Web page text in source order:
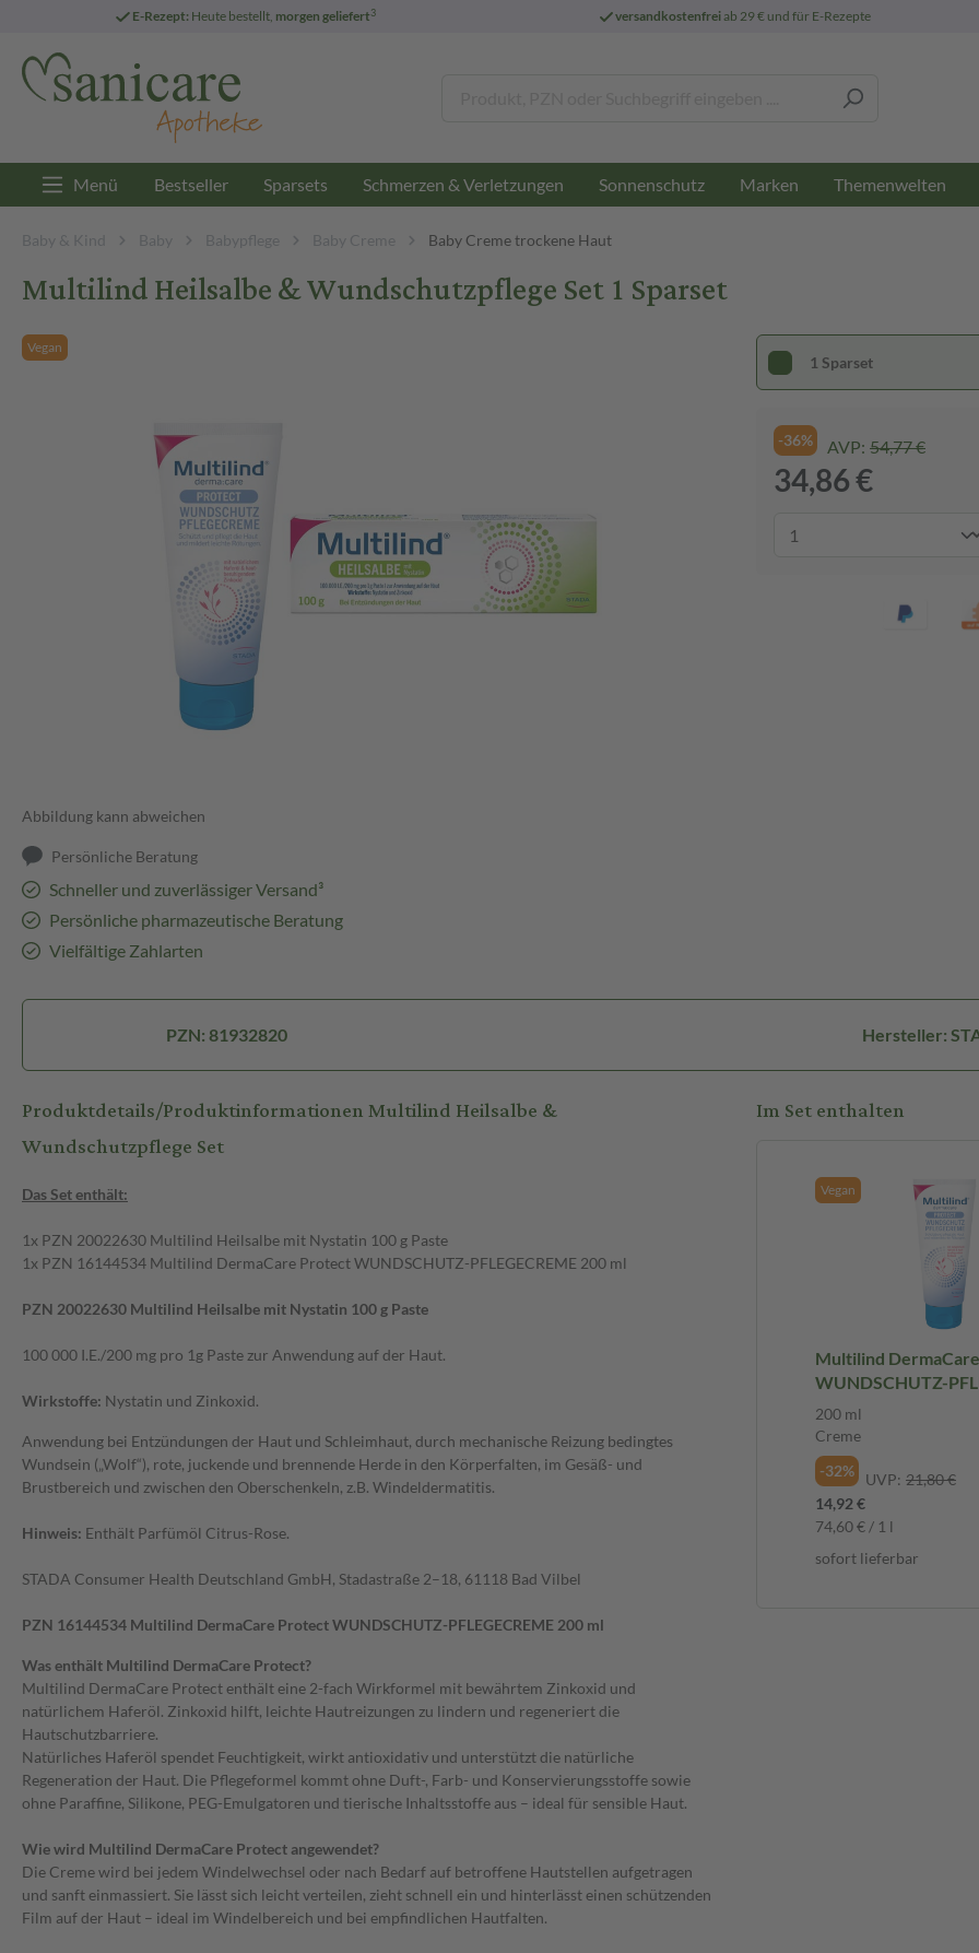
E-Rezept: Heute bestellt, morgen geliefert3 versandkostenfreiab 29 € und für E-Rezepte
Menü Bestseller Sparsets Schmerzen & Verletzungen Sonnenschutz Marken Themenwelten
Baby & Kind Baby Babypflege Baby Creme Baby Creme trockene Haut
Multilind Heilsalbe & Wundschutzpflege Set 1 Sparset
Vegan
Abbildung kann abweichen
Persönliche Beratung
Schneller und zuverlässiger Versand³
Persönliche pharmazeutische Beratung
Vielfältige Zahlarten
1 Sparset
-36% AVP: 54,77 €
34,86 €
PZN: 81932820 Hersteller:
Produktdetails/Produktinformationen Multilind Heilsalbe &
Wundschutzpflege Set
Das Set enthält:
1x PZN 20022630 Multilind Heilsalbe mit Nystatin 100 g Paste
1x PZN 16144534 Multilind DermaCare Protect WUNDSCHUTZ-PFLEGECREME 200 ml
PZN 20022630 Multilind Heilsalbe mit Nystatin 100 g Paste
100 000 I.E./200 mg pro 1g Paste zur Anwendung auf der Haut.
Wirkstoffe: Nystatin und Zinkoxid.
Anwendung bei Entzündungen der Haut und Schleimhaut, durch mechanische Reizung bedingtes
Wundsein („Wolf“), rote, juckende und brennende Herde in den Körperfalten, im Gesäß- und
Brustbereich und zwischen den Oberschenkeln, z.B. Windeldermatitis.
Hinweis: Enthält Parfümöl Citrus-Rose.
STADA Consumer Health Deutschland GmbH, Stadastraße 2–18, 61118 Bad Vilbel
PZN 16144534 Multilind DermaCare Protect WUNDSCHUTZ-PFLEGECREME 200 ml
Was enthält Multilind DermaCare Protect?
Multilind DermaCare Protect enthält eine 2-fach Wirkformel mit bewährtem Zinkoxid und
natürlichem Haferöl. Zinkoxid hilft, leichte Hautreizungen zu lindern und regeneriert die
Hautschutzbarriere.
Natürliches Haferöl spendet Feuchtigkeit, wirkt antioxidativ und unterstützt die natürliche
Regeneration der Haut. Die Pflegeformel kommt ohne Duft-, Farb- und Konservierungsstoffe sowie
ohne Paraffine, Silikone, PEG-Emulgatoren und tierische Inhaltsstoffe aus – ideal für sensible Haut.
Wie wird Multilind DermaCare Protect angewendet?
Die Creme wird bei jedem Windelwechsel oder nach Bedarf auf betroffene Hautstellen aufgetragen
und sanft einmassiert. Sie lässt sich leicht verteilen, zieht schnell ein und hinterlässt einen schützenden
Film auf der Haut – ideal im Windelbereich und bei empfindlichen Hautfalten.
Im Set enthalten
Vegan
Multilind
WUNDSCHUTZ-
200 ml Creme
200 ml
Creme
-32%
UVP: 21,80 €
14,92 €
74,60 € / 1 l
sofort lieferbar